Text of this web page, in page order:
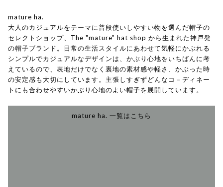
mature ha.
大人のカジュアルをテーマに普段使いしやすい物を選んだ帽子の
セレクトショップ、The "mature" hat shop から生まれた神戸発
の帽子ブランド。日常の生活スタイルにあわせて気軽にかぶれる
シンプルでカジュアルなデザインは、かぶり心地をいちばんに考
えているので、表地だけでなく裏地の素材感や軽さ、かぶった時
の安定感も大切にしています。主張しすぎずどんなコ－ディネー
トにも合わせやすいかぶり心地のよい帽子を展開しています。
mature ha. 一覧はこちら